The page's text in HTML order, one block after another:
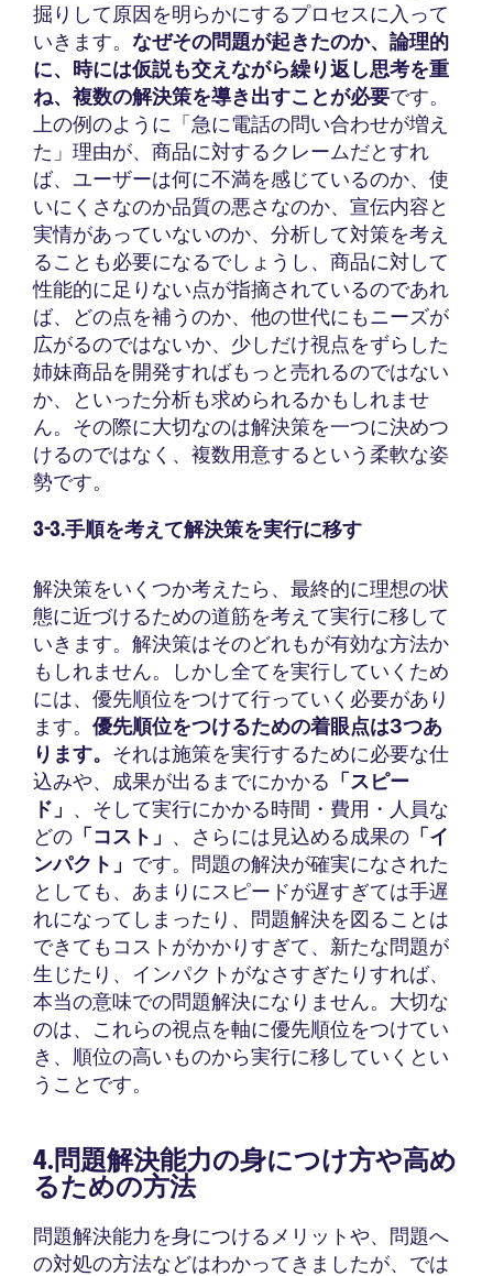
掘りして原因を明らかにするプロセスに入って
いきます。 なぜその問題が起きたのか、論理的
に、時には仮説も交えながら繰り返し思考を重
ね、複数の解決策を導き出すことが必要です。
上の例のように「急に電話の問い合わせが増え
た」理由が、商品に対するクレームだとすれ
ば、ユーザーは何に不満を感じているのか、使
いにくさなのか品質の悪さなのか、宣伝内容と
実情があっていないのか、分析して対策を考え
ることも必要になるでしょうし、商品に対して
性能的に足りない点が指摘されているのであれ
ば、どの点を補うのか、他の世代にもニーズが
広がるのではないか、少しだけ視点をずらした
姉妹商品を開発すればもっと売れるのではない
か、といった分析も求められるかもしれませ
ん。その際に大切なのは解決策を一つに決めつ
けるのではなく、複数用意するという柔軟な姿
勢です。
3-3.手順を考えて解決策を実行に移す
解決策をいくつか考えたら、最終的に理想の状
態に近づけるための道筋を考えて実行に移して
いきます。解決策はそのどれもが有効な方法か
もしれません。しかし全てを実行していくため
には、優先順位をつけて行っていく必要があり
ます。 優先順位をつけるための着眼点は3つあ
ります。 それは施策を実行するために必要な仕
込みや、成果が出るまでにかかる 「スピー
ド」 、そして実行にかかる時間・費用・人員な
どの 「コスト」 、さらには見込める成果の 「イ
ンパクト」 です。問題の解決が確実になされた
としても、あまりにスピードが遅すぎては手遅
れになってしまったり、問題解決を図ることは
できてもコストがかかりすぎて、新たな問題が
生じたり、インパクトがなさすぎたりすれば、
本当の意味での問題解決になりません。大切な
のは、これらの視点を軸に優先順位をつけてい
き、順位の高いものから実行に移していくとい
うことです。
4.問題解決能力の身につけ方や高め
るための方法
問題解決能力を身につけるメリットや、問題へ
の対処の方法などはわかってきましたが、では